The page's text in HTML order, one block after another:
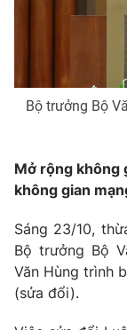
Hậu trường
Khán giả
Giải sao mai
Sao
Làm đẹp
Giáo dục
Học trực tuyến
Hitech Công
Thị trường
Tư vấn
Giao lưu trực
Lịch phát sóng
Bộ trưởng Bộ
Mở rộng không
không gian
Sáng 23/10,
Bộ trưởng Bộ
Văn Hùng trình
(sửa đổi).